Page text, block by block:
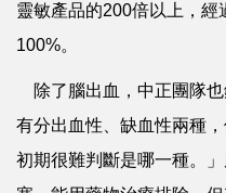
靈敏產品的200倍以上，經
100%。
除了腦出血，中正團隊
有分出血性、缺血性兩種
初期很難判斷是哪一種。